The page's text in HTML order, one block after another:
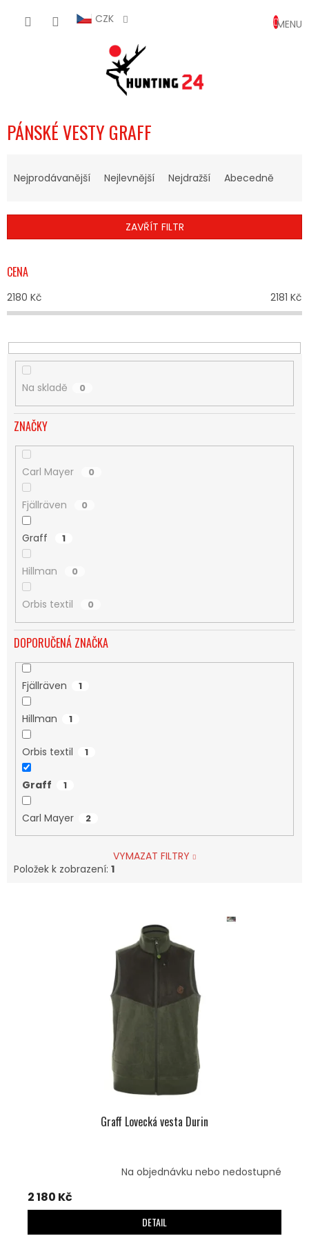
CZK
KOŠÍK
PÁNSKÉ VESTY GRAFF
N
Í
R
O
D
U
T
Ů
Nejprodávanější Nejlevnější Nejdražší Abecedně
ZAVŘÍT FILTR
CENA
2180 Kč 2181 Kč
Na skladě 0
ZNAČKY
Carl Mayer 0
Fjällräven 0
Graff 1
Hillman 0
Orbis textil 0
DOPORUČENÁ ZNAČKA
Fjällräven 1
Hillman 1
Orbis textil 1
Graff 1
Carl Mayer 2
VYMAZAT FILTRY
Položek k zobrazení: 1
Graff Lovecká vesta Durin
Na objednávku nebo nedostupné
2 180 Kč
DETAIL